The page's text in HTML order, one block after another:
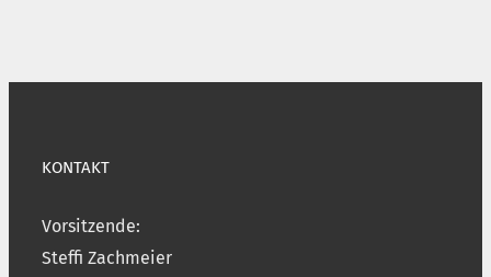
KONTAKT
Vorsitzende:
Steffi Zachmeier